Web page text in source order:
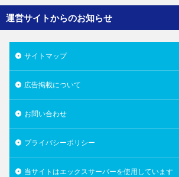
運営サイトからのお知らせ
サイトマップ
広告掲載について
お問い合わせ
プライバシーポリシー
当サイトはエックスサーバーを使用しています